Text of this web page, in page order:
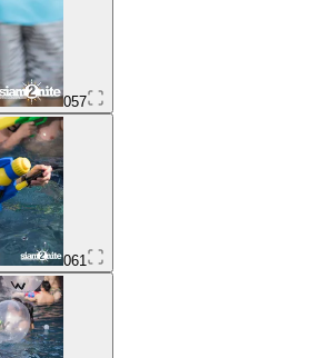
057
061